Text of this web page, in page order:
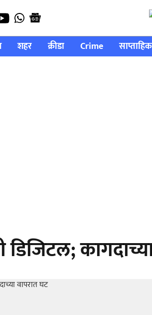
शहर क्रीडा Crime साप्ताहिक
डिजिटल;